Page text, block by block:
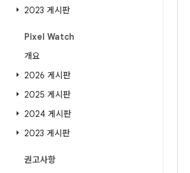
2023 게시판
Pixel Watch
개요
2026 게시판
2025 게시판
2024 게시판
2023 게시판
권고사항